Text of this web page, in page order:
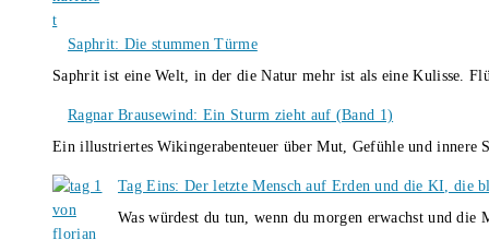
Saphrit: Die stummen Türme
Saphrit ist eine Welt, in der die Natur mehr ist als eine Kulisse.
Ragnar Brausewind: Ein Sturm zieht auf (Band 1)
Ein illustriertes Wikingerabenteuer über Mut, Gefühle und
Tag Eins: Der letzte Mensch auf Erden und die KI, die
Was würdest du tun, wenn du morgen erwachst und